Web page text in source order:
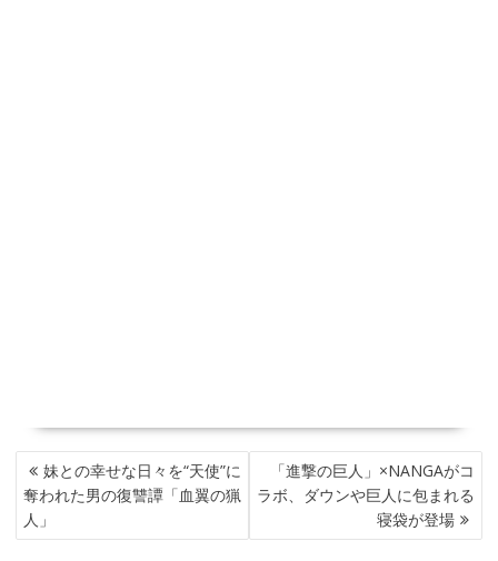
投
稿
ナ
ビ
妹との幸せな日々を“天使”に
奪われた男の復讐譚「血翼の猟
人」
「進撃の巨人」×NANGAがコ
ラボ、ダウンや巨人に包まれる
寝袋が登場